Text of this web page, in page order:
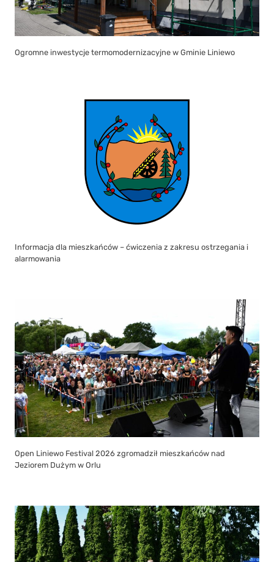
Ogromne inwestycje termomodernizacyjne w Gminie Liniewo
Informacja dla mieszkańców – ćwiczenia z zakresu ostrzegania i
alarmowania
Open Liniewo Festival 2026 zgromadził mieszkańców nad
Jeziorem Dużym w Orlu